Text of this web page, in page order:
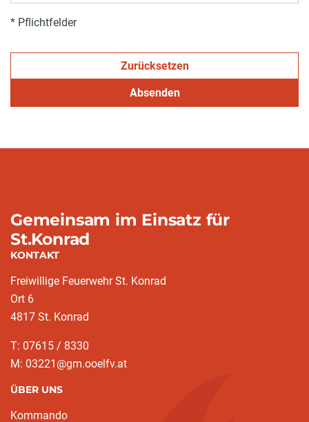
* Pflichtfelder
Zurücksetzen
Absenden
Gemeinsam im Einsatz für
St.Konrad
KONTAKT
Freiwillige Feuerwehr St. Konrad
Ort 6
4817 St. Konrad
T: 07615 / 8330
M: 03221@gm.ooelfv.at
ÜBER UNS
Kommando